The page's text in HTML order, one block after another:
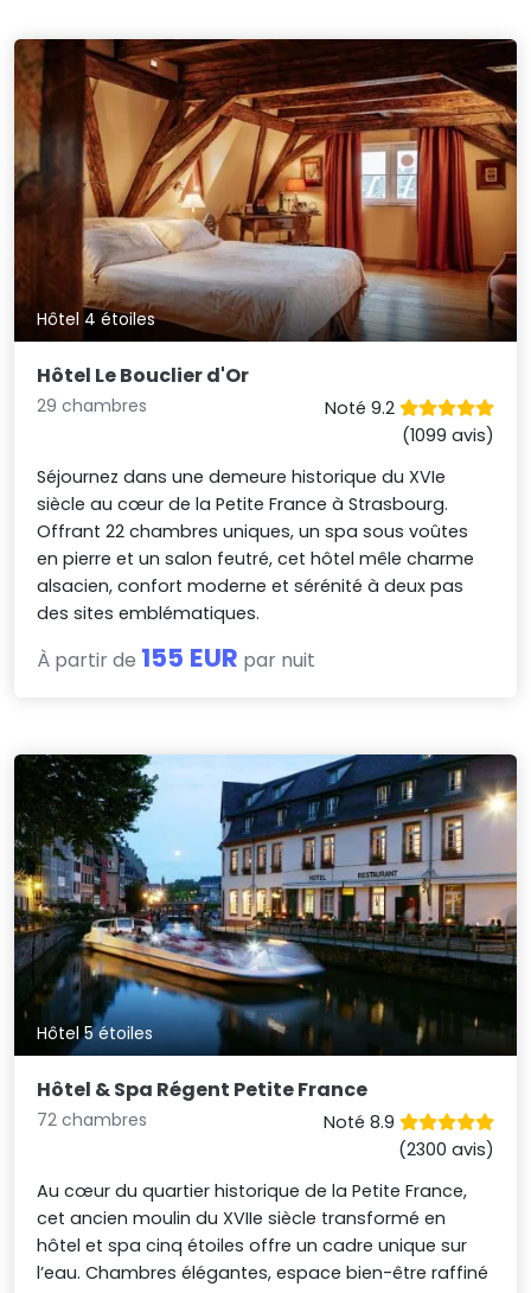
Hôtel 4 étoiles
Hôtel Le Bouclier d'Or
29 chambres
Noté 9.2
(1099 avis)
Séjournez dans une demeure historique du XVIe
siècle au cœur de la Petite France à Strasbourg.
Offrant 22 chambres uniques, un spa sous voûtes
en pierre et un salon feutré, cet hôtel mêle charme
alsacien, confort moderne et sérénité à deux pas
des sites emblématiques.
À partir de 155 EUR par nuit
Hôtel 5 étoiles
Hôtel & Spa Régent Petite France
72 chambres
Noté 8.9
(2300 avis)
Au cœur du quartier historique de la Petite France,
cet ancien moulin du XVIIe siècle transformé en
hôtel et spa cinq étoiles offre un cadre unique sur
l’eau. Chambres élégantes, espace bien-être raffiné